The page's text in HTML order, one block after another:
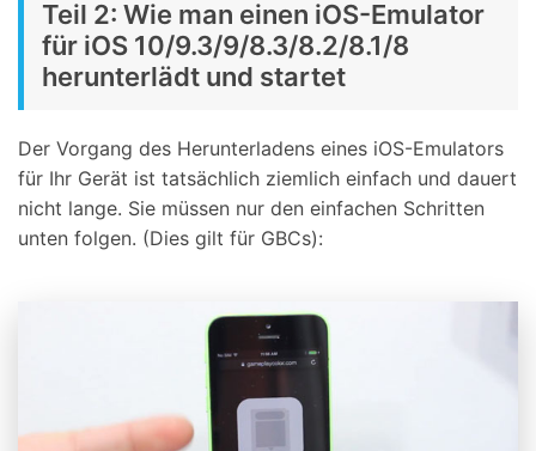
Teil 2: Wie man einen iOS-Emulator
für iOS 10/9.3/9/8.3/8.2/8.1/8
herunterlädt und startet
Der Vorgang des Herunterladens eines iOS-Emulators
für Ihr Gerät ist tatsächlich ziemlich einfach und dauert
nicht lange. Sie müssen nur den einfachen Schritten
unten folgen. (Dies gilt für GBCs):